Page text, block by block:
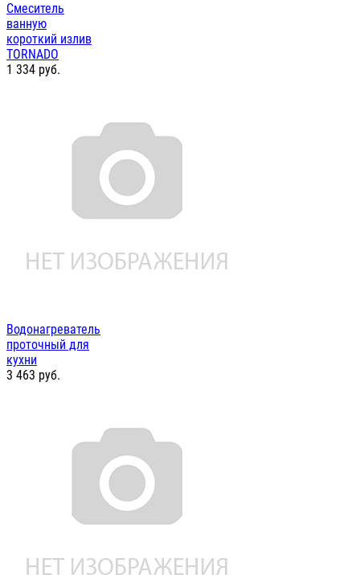
Смеситель
ванную
короткий излив
TORNADO
1 334 руб.
Водонагреватель
проточный для
кухни
3 463 руб.